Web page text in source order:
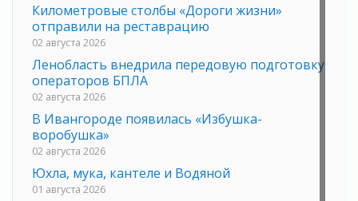
Километровые столбы «Дороги жизни»
отправили на реставрацию
02 августа 2026
Ленобласть внедрила передовую подготовку
операторов БПЛА
02 августа 2026
В Ивангороде появилась «Избушка-
воробушка»
02 августа 2026
Юхла, мука, кантеле и Водяной
01 августа 2026